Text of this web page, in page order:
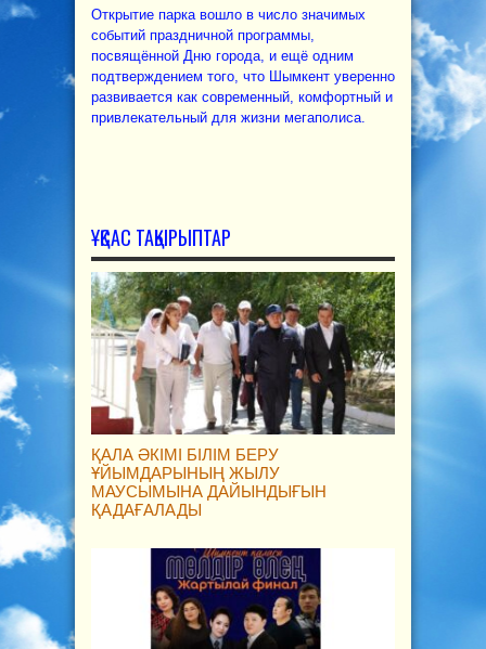
Открытие парка вошло в число значимых
событий праздничной программы,
посвящённой Дню города, и ещё одним
подтверждением того, что Шымкент уверенно
развивается как современный, комфортный и
привлекательный для жизни мегаполиса.
ҰҚСАС ТАҚЫРЫПТАР
ҚАЛА ӘКІМІ БІЛІМ БЕРУ
ҰЙЫМДАРЫНЫҢ ЖЫЛУ
МАУСЫМЫНА ДАЙЫНДЫҒЫН
ҚАДАҒАЛАДЫ